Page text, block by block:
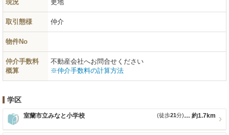
現況 更地
取引態様 仲介
物件No
仲介手数料
概算
不動産会社へお問合せください
※仲介手数料の計算方法
学区
室蘭市立みなと小学校 約1.7km
(徒歩21分)